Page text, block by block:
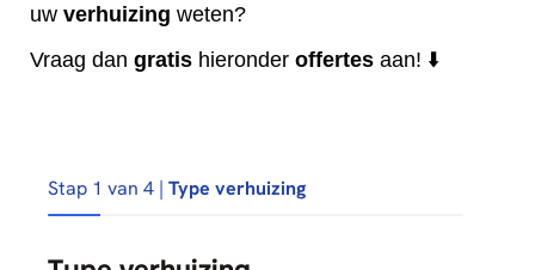
uw verhuizing weten?
Vraag dan gratis hieronder offertes aan! ⬇️